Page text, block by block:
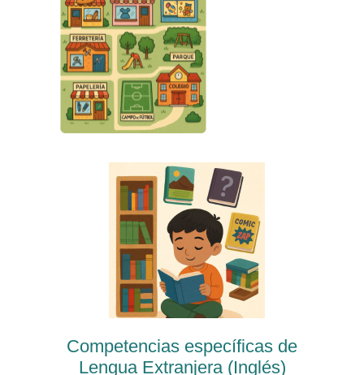
Competencias específicas de
Lengua Extranjera (Inglés)